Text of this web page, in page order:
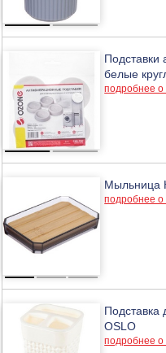
Подставки
белые
подробнее о
Мыльница
подробнее о
Подставка
OSLO
подробнее о